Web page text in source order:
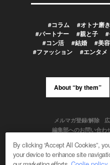
#コラム #オトナ磨き
#パートナー
#親と子
#コン活
#結婚 #美容
#ファッション
#エンタメ
About “by them”
メルマガ登録/解除
編集部へのお問い合わ
By clicking “Accept All Cookies”,
your device to enhance site